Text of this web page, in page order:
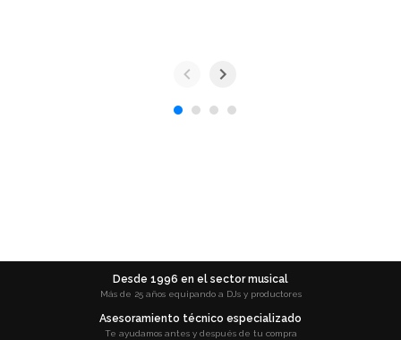
Desde 1996 en el sector musical
Más de 25 años equipando a DJs y productores
Asesoramiento técnico especializado
Te ayudamos antes y después de tu compra